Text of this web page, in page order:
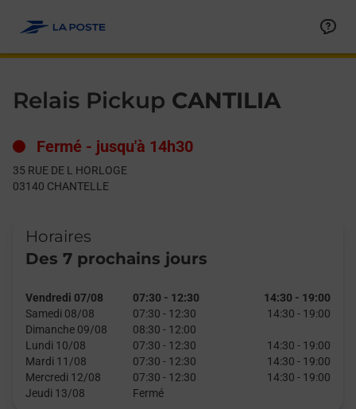
Relais Pickup CANTILIA
Fermé - jusqu'à 14h30
35 RUE DE L HORLOGE
03140 CHANTELLE
Horaires
Des 7 prochains jours
Vendredi 07/08 07:30 - 12:30 14:30 - 19:00
Samedi 08/08
07:30 - 12:30 14:30 - 19:00
Dimanche 09/08
08:30 - 12:00
Lundi 10/08
07:30 - 12:30 14:30 - 19:00
Mardi 11/08
07:30 - 12:30 14:30 - 19:00
Mercredi 12/08
07:30 - 12:30 14:30 - 19:00
Jeudi 13/08
Fermé